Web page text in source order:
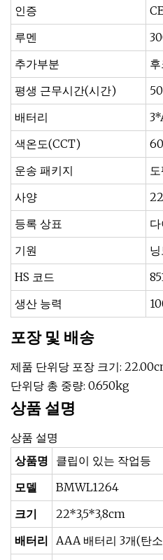
인증
루멘
추가부분
평생 근무시간(시간)
배터리
색온도(CCT)
운송 패키지
사양
등록 상표
기원
HS 코드
생산 능력
포장 및 배송
제품 단위당 포장 크기:
단위당 총 중량: 0.650kg
상품 설명
상품 설명
상품명
클립이 있는 작업등
모델
BMWL1264
크기
22*3,5*3,8cm
배터리
AAA 배터리 3개(탄